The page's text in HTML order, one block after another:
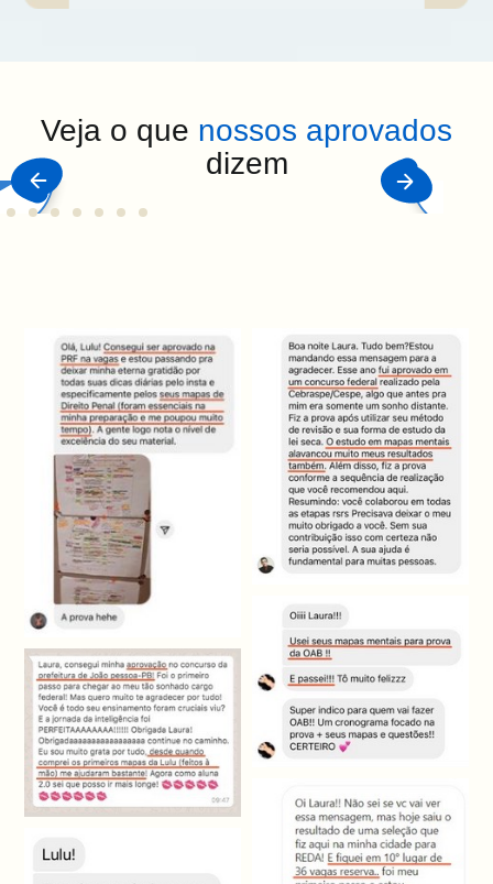
Veja o que nossos aprovados
dizem